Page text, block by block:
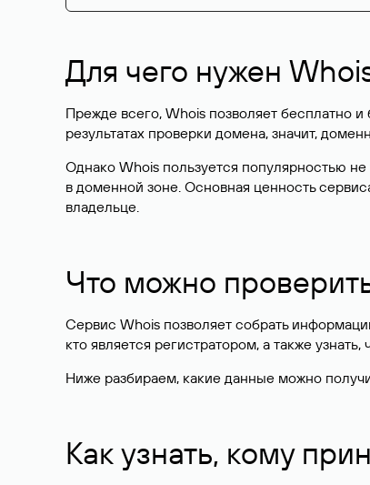
Для чего нужен
Прежде всего, Whois позволяет бесплатно
результатах проверки домена, значит,
Однако Whois пользуется популярностью
в доменной зоне. Основная ценность
владельце.
Что можно
Сервис Whois позволяет собрать
кто является регистратором, а также узнать,
Ниже разбираем, какие данные можно
Как узнать, кому